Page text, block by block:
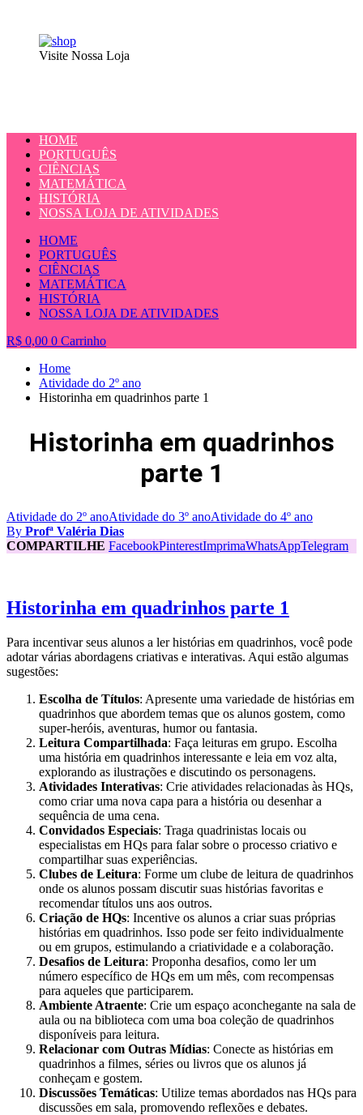
Visite Nossa Loja
HOME
PORTUGUÊS
CIÊNCIAS
MATEMÁTICA
HISTÓRIA
NOSSA LOJA DE ATIVIDADES
HOME
PORTUGUÊS
CIÊNCIAS
MATEMÁTICA
HISTÓRIA
NOSSA LOJA DE ATIVIDADES
R$ 0,00 0 Carrinho
Home
Atividade do 2º ano
Historinha em quadrinhos parte 1
Historinha em quadrinhos
parte 1
Atividade do 2º anoAtividade do 3º anoAtividade do 4º ano
By Profª Valéria Dias
COMPARTILHE FacebookPinterestImprimaWhatsAppTelegram
Historinha em quadrinhos parte 1
Para incentivar seus alunos a ler histórias em quadrinhos, você pode
adotar várias abordagens criativas e interativas. Aqui estão algumas
sugestões:
Escolha de Títulos: Apresente uma variedade de histórias em
quadrinhos que abordem temas que os alunos gostem, como
super-heróis, aventuras, humor ou fantasia.
Leitura Compartilhada: Faça leituras em grupo. Escolha
uma história em quadrinhos interessante e leia em voz alta,
explorando as ilustrações e discutindo os personagens.
Atividades Interativas: Crie atividades relacionadas às HQs,
como criar uma nova capa para a história ou desenhar a
sequência de uma cena.
Convidados Especiais: Traga quadrinistas locais ou
especialistas em HQs para falar sobre o processo criativo e
compartilhar suas experiências.
Clubes de Leitura: Forme um clube de leitura de quadrinhos
onde os alunos possam discutir suas histórias favoritas e
recomendar títulos uns aos outros.
Criação de HQs: Incentive os alunos a criar suas próprias
histórias em quadrinhos. Isso pode ser feito individualmente
ou em grupos, estimulando a criatividade e a colaboração.
Desafios de Leitura: Proponha desafios, como ler um
número específico de HQs em um mês, com recompensas
para aqueles que participarem.
Ambiente Atraente: Crie um espaço aconchegante na sala de
aula ou na biblioteca com uma boa coleção de quadrinhos
disponíveis para leitura.
Relacionar com Outras Mídias: Conecte as histórias em
quadrinhos a filmes, séries ou livros que os alunos já
conheçam e gostem.
Discussões Temáticas: Utilize temas abordados nas HQs para
discussões em sala, promovendo reflexões e debates.